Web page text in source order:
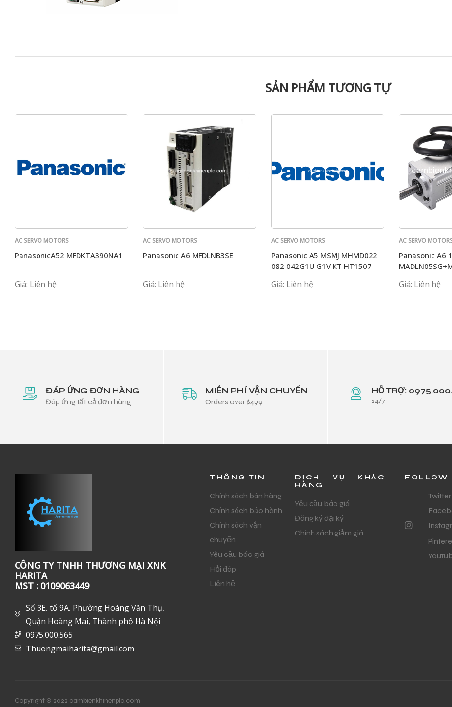
SẢN PHẨM TƯƠNG TỰ
AC SERVO MOTORS
PanasonicA52 MFDKTA390NA1
Giá: Liên hệ
AC SERVO MOTORS
Panasonic A6 MFDLNB3SE
Giá: Liên hệ
AC SERVO MOTORS
Panasonic A5 MSMJ MHMD022
082 042G1U G1V KT HT1507
Giá: Liên hệ
AC SERVO
Panasonic A6
Giá: Liên hệ
ĐÁP ỨNG ĐƠN HÀNG
Đáp ứng tất cả đơn hàng
MIỄN PHÍ VẬN CHUYỂN
Orders over $499
HỖ TRỢ:
24/7
CÔNG TY TNHH THƯƠNG MẠI XNK
HARITA
MST : 0109063449
Số 3E, tổ 9A, Phường Hoàng Văn Thụ,
Quận Hoàng Mai, Thành phố Hà Nội
0975.000.565
Thuongmaiharita@gmail.com
THÔNG TIN
Chính sách bán hàng
Chính sách bảo hành
Chính sách vận
chuyển
Yêu cầu báo giá
Hỏi đáp
Liên hệ
DỊCH VỤ KHÁC
HÀNG
Yêu cầu báo giá
Đăng ký đại ký
Chính sách giảm giá
FOLLOW
Twitter
Copyright © 2022 cambienkhinenplc.com